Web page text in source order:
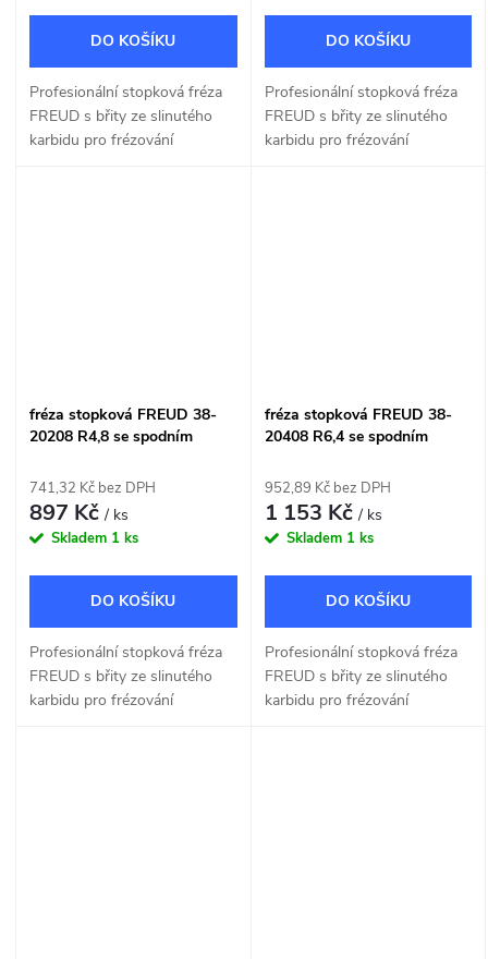
DO KOŠÍKU
Profesionální stopková fréza
FREUD s břity ze slinutého
karbidu pro frézování
DO KOŠÍKU
Profesionální stopková fréza
FREUD s břity ze slinutého
karbidu pro frézování
fréza stopková FREUD 38-
20208 R4,8 se spodním
741,32 Kč bez DPH
897 Kč/ ks
Skladem 1 ks
DO KOŠÍKU
Profesionální stopková fréza
FREUD s břity ze slinutého
karbidu pro frézování
fréza stopková FREUD 38-
20408 R6,4 se spodním
952,89 Kč bez DPH
1 153 Kč/ ks
Skladem 1 ks
DO KOŠÍKU
Profesionální stopková fréza
FREUD s břity ze slinutého
karbidu pro frézování